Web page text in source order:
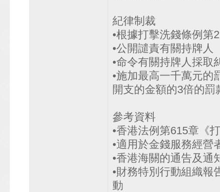
紀律制裁
•根據打擊洗錢條例第
•公開譴責有關持牌人
•命令有關持牌人採取
•施加最高一千萬元的
開支的金額的3倍的罰
參考資料
•香港法例第615章《
•適用於金錢服務經營
•香港海關的通告及通
•財務特別行動組織報
動